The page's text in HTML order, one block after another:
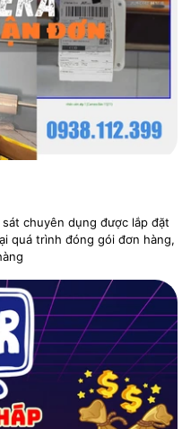
sát chuyên dụng được lắp đặt
quá trình đóng gói đơn hàng,